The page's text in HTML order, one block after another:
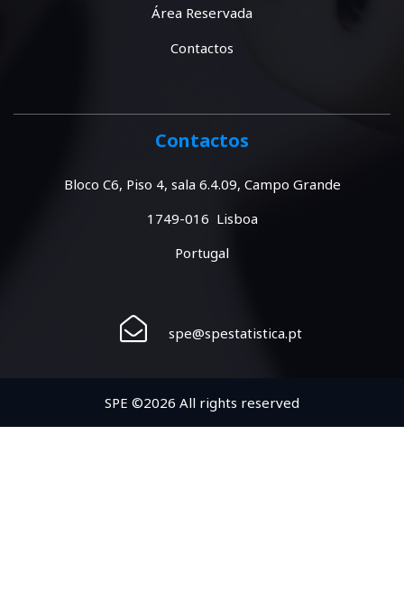
Área Reservada
Contactos
Contactos
Bloco C6, Piso 4, sala 6.4.09, Campo Grande
1749-016 Lisboa
Portugal
spe@spestatistica.pt
SPE ©2026 All rights reserved